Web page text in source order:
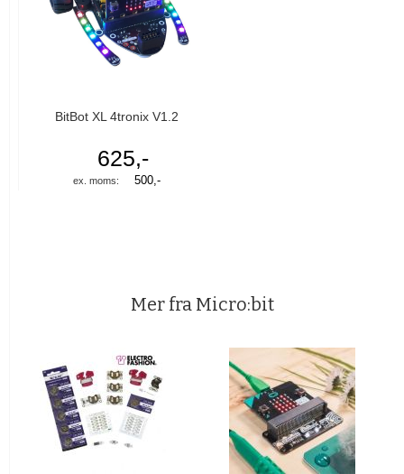
BitBot XL 4tronix V1.2
625,-
500,-
Mer fra Micro:bit